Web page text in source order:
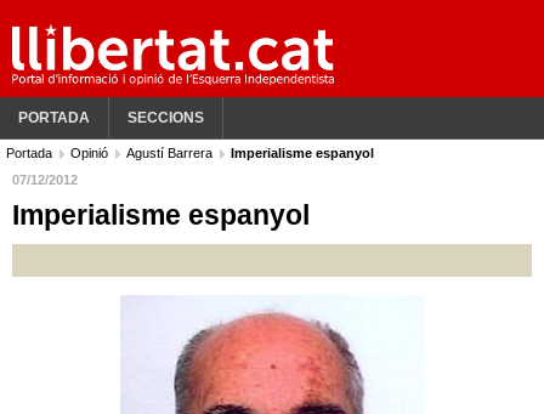
PORTADA SECCIONS
Portada Opinió Agustí Barrera
Imperialisme espanyol
07/12/2012
Imperialisme espanyol